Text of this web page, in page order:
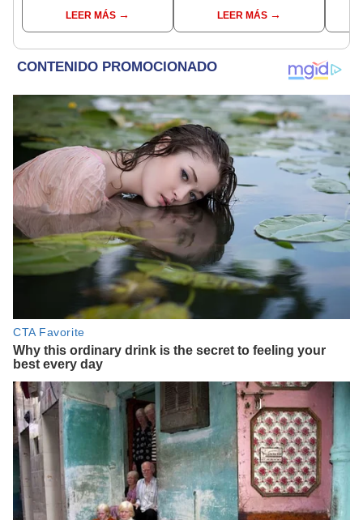
sospechoso detenido
LEER MÁS
Serenazgo recuperó el
dinero
LEER MÁS